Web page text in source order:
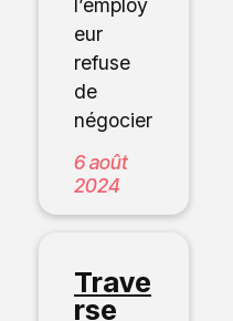
eur
refuse
de
négocier
6 août
2024
Trave
rse